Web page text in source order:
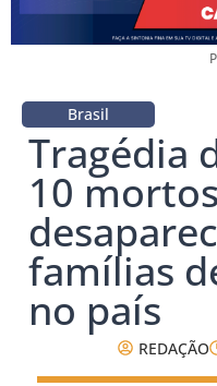
Brasil
Tragédia
10
famílias
no país
REDAÇÃO